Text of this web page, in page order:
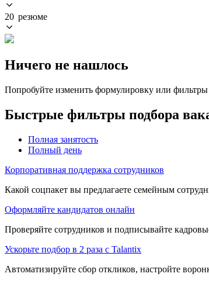
20 резюме
Ничего не нашлось
Попробуйте изменить формулировку или фильтры
Быстрые фильтры подбора
Полная занятость
Полный день
Корпоративная поддержка сотрудников
Какой соцпакет вы предлагаете семейным
Оформляйте кандидатов онлайн
Проверяйте сотрудников и подписывайте
Ускорьте подбор в 2 раза с Talantix
Автоматизируйте сбор откликов, настройте